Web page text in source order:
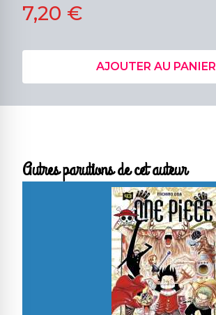
7,20 €
AJOUTER AU PANIER
Autres parutions de cet auteur